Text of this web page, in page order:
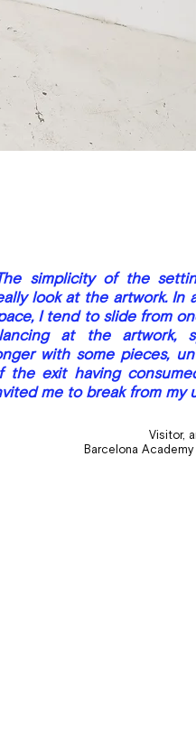
simplicity of the
look at the artwork. In
I tend to slide from
at the artwork,
with some pieces,
the exit having
me to break from my
Visitor,
Barcelona